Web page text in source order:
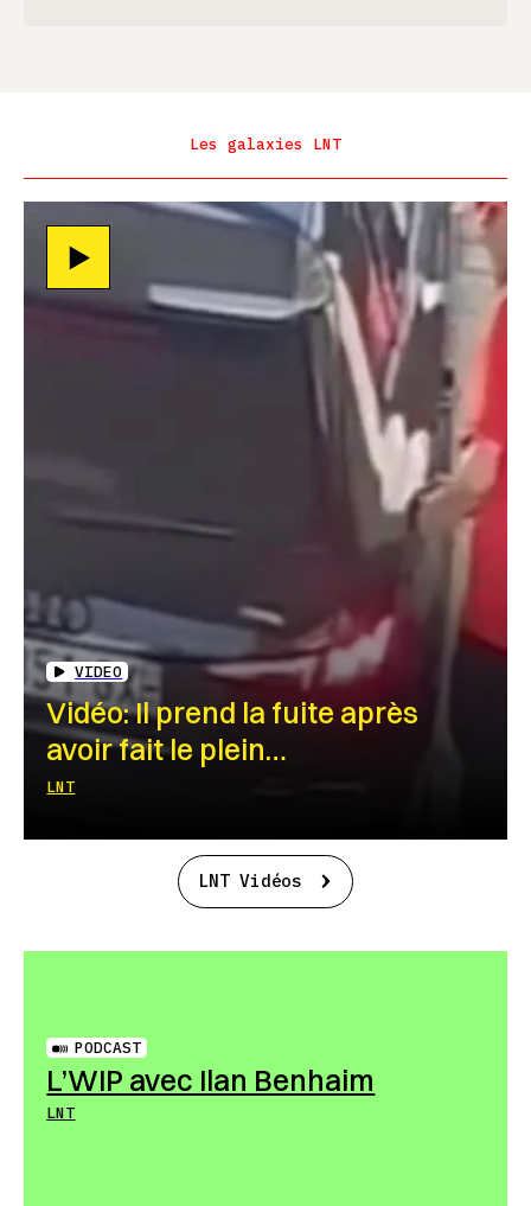
Les galaxies LNT
VIDEO
Vidéo: Il prend la fuite après
avoir fait le plein…
LNT
LNT Vidéos
PODCAST
L’WIP avec Ilan Benhaim
LNT